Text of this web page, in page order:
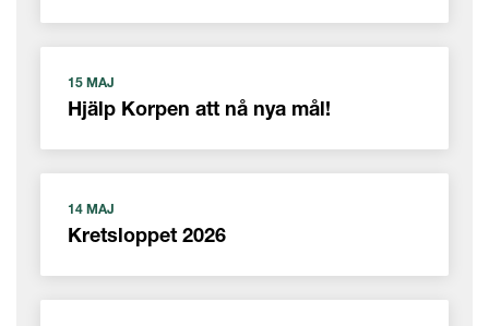
15 MAJ
Hjälp Korpen att nå nya mål!
14 MAJ
Kretsloppet 2026